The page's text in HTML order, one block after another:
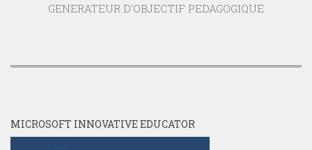
GENERATEUR D'OBJECTIF PEDAGOGIQUE
MICROSOFT INNOVATIVE EDUCATOR